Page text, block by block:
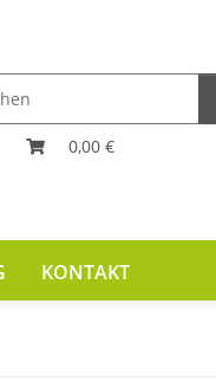
0,00 €
KONTAKT